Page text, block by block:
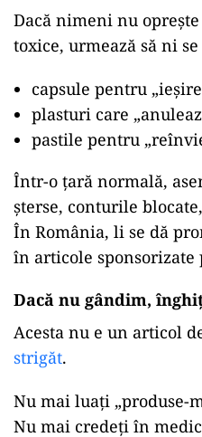
Dacă nimeni nu
toxice, urmează să ni
capsule pentru
plasturi care
pastile pentru
Într-o țară normală,
șterse, conturile
În România, li se dă
în articole sponsorizate
Dacă nu gândim,
Acesta nu e un articol
strigăt.
Nu mai luați „produse-
Nu mai credeți în